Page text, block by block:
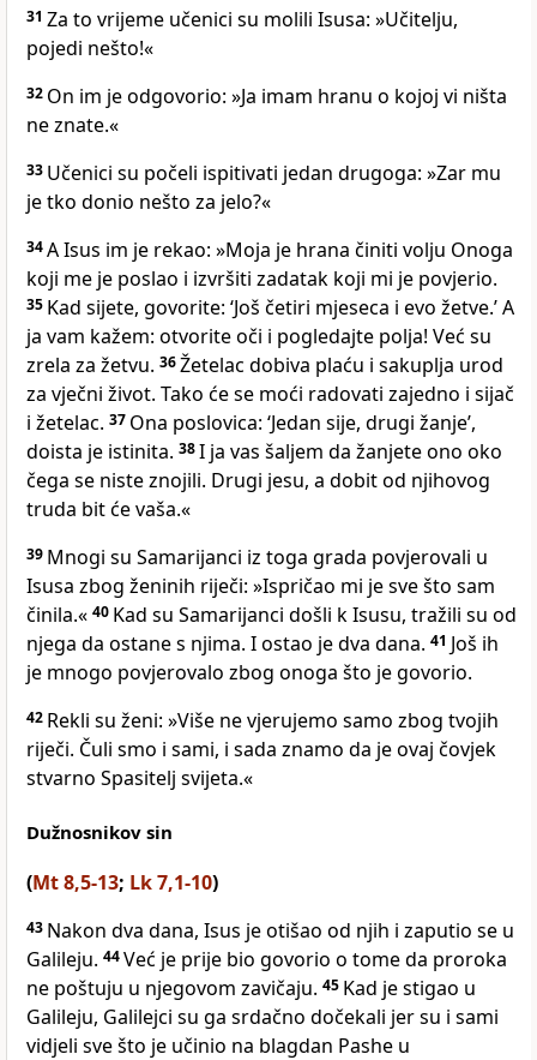
31 Za to vrijeme učenici su molili Isusa: »Učitelju,
pojedi nešto!«
32 On im je odgovorio: »Ja imam hranu o kojoj vi ništa
ne znate.«
33 Učenici su počeli ispitivati jedan drugoga: »Zar mu
je tko donio nešto za jelo?«
34A Isus im je rekao: »Moja je hrana činiti volju Onoga
koji me je poslao i izvršiti zadatak koji mi je povjerio.
35 Kad sijete, govorite: ‘Još četiri mjeseca i evo žetve.’ A
ja vam kažem: otvorite oči i pogledajte polja! Već su
zrela za žetvu. 36Žetelac dobiva plaću i sakuplja urod
za vječni život. Tako će se moći radovati zajedno i sijač
i žetelac. 37 Ona poslovica: ‘Jedan sije, drugi žanje’,
doista je istinita. 38I ja vas šaljem da žanjete ono oko
čega se niste znojili. Drugi jesu, a dobit od njihovog
truda bit će vaša.«
39 Mnogi su Samarijanci iz toga grada povjerovali u
Isusa zbog ženinih riječi: »Ispričao mi je sve što sam
činila.« 40 Kad su Samarijanci došli k Isusu, tražili su od
njega da ostane s njima. I ostao je dva dana. 41 Još ih
je mnogo povjerovalo zbog onoga što je govorio.
42 Rekli su ženi: »Više ne vjerujemo samo zbog tvojih
riječi. Čuli smo i sami, i sada znamo da je ovaj čovjek
stvarno Spasitelj svijeta.«
Dužnosnikov sin
(Mt 8,5-13; Lk 7,1-10)
43 Nakon dva dana, Isus je otišao od njih i zaputio se u
Galileju. 44Već je prije bio govorio o tome da proroka
ne poštuju u njegovom zavičaju. 45 Kad je stigao u
Galileju, Galilejci su ga srdačno dočekali jer su i sami
vidjeli sve što je učinio na blagdan Pashe u